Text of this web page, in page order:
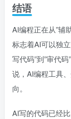
结语
AI编程正在从”辅
标志着AI可以独
写代码”到”审代
说，AI编程工具
向。
AI写的代码已经